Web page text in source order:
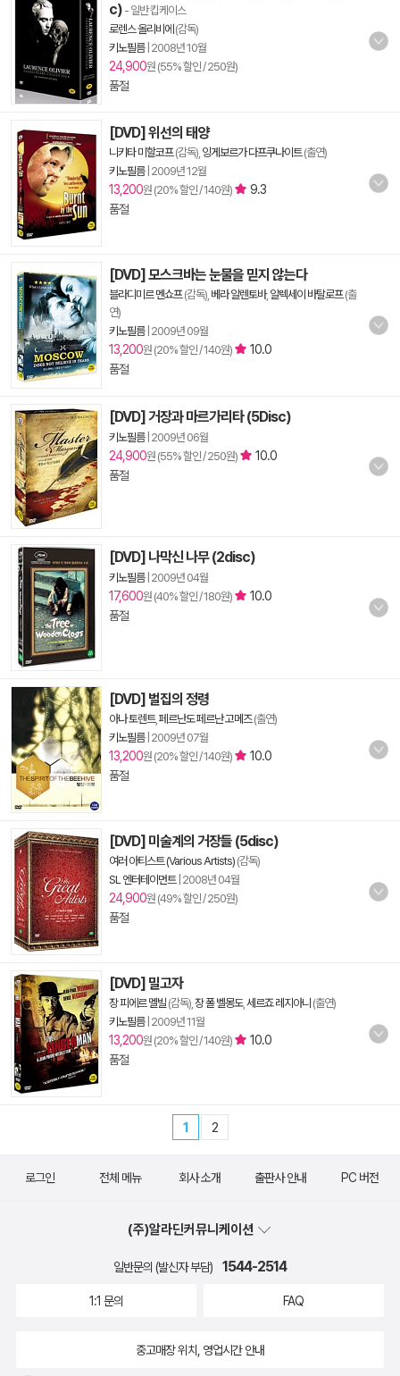
c) - 일반 킵케이스
로렌스 올리비에 (감독)
키노필름| 2008년 10월
24,900원 (55% 할인 / 250원)
품절
[DVD] 위선의 태양
니키타 미할코프(감독), 잉게보르가 다프쿠나이트(출연)
키노필름| 2009년 12월
13,200원 (20% 할인 / 140원)
9.3
품절
[DVD] 모스크바는 눈물을 믿지 않는다
블라디미르 멘쇼프(감독), 베라 알렌토바, 알렉세이 바탈로프(출
연)
키노필름| 2009년 09월
13,200원 (20% 할인 / 140원)
10.0
품절
[DVD] 거장과 마르가리타 (5Disc)
키노필름| 2009년 06월
24,900원 (55% 할인 / 250원)
10.0
품절
[DVD] 나막신 나무 (2disc)
키노필름| 2009년 04월
17,600원 (40% 할인 / 180원)
10.0
품절
[DVD] 벌집의 정령
아나 토렌트, 페르난도 페르난 고메즈(출연)
키노필름| 2009년 07월
13,200원 (20% 할인 / 140원)
10.0
품절
[DVD] 미술계의 거장들 (5disc)
여러 아티스트 (Various Artists) (감독)
SL 엔터테이먼트| 2008년 04월
24,900원 (49% 할인 / 250원)
품절
[DVD] 밀고자
장 피에르 멜빌 (감독), 장 폴 벨몽도, 세르죠 레지아니 (출연)
키노필름| 2009년 11월
13,200원 (20% 할인 / 140원)
10.0
품절
1 2
로그인 전체 메뉴 회사 소개 출판사 안내 PC 버전
(주)알라딘커뮤니케이션
일반문의 (발신자 부담) 1544-2514
1:1 문의 FAQ
중고매장 위치, 영업시간 안내